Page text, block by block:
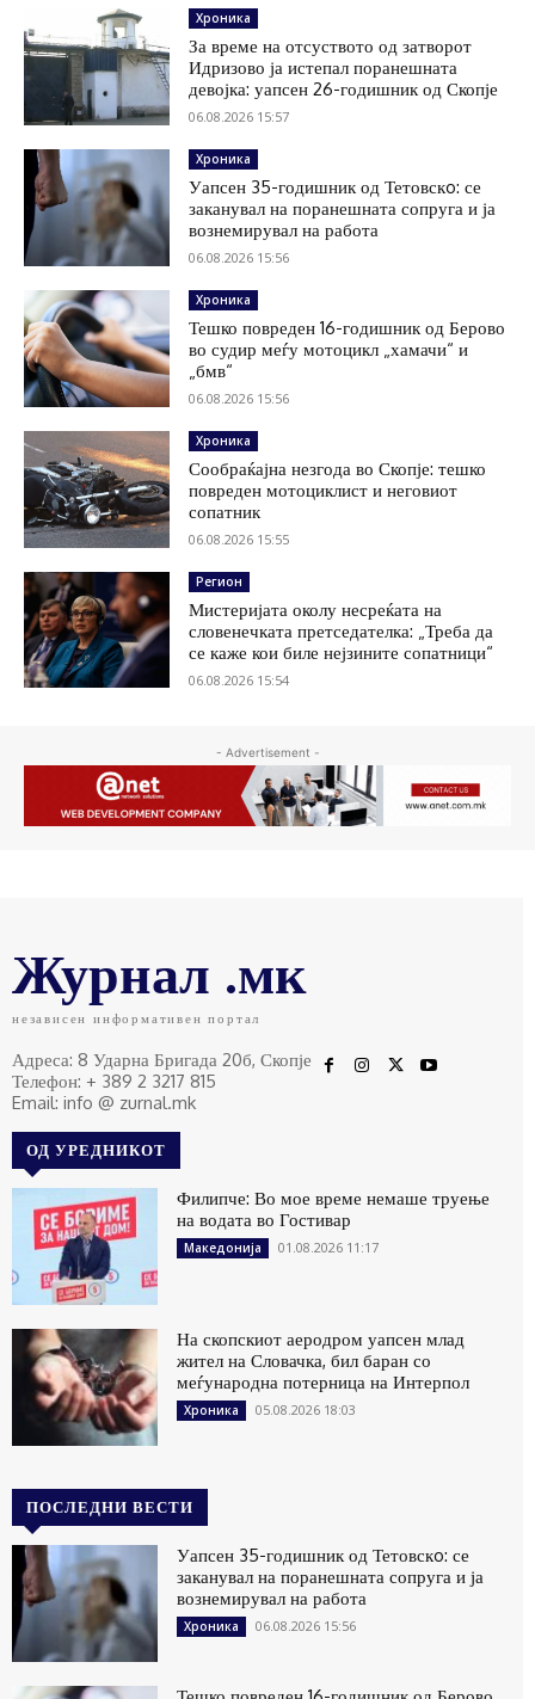
Хроника
За време на отсуството од затворот
Идризово ја истепал поранешната
девојка: уапсен 26-годишник од Скопје
06.08.2026 15:57
Хроника
Уапсен 35-годишник од Тетовскo: се
заканувал на поранешната сопруга и ја
вознемирувал на работа
06.08.2026 15:56
Хроника
Тешко повреден 16-годишник од Берово
во судир меѓу мотоцикл „хамачи“ и
„бмв“
06.08.2026 15:56
Хроника
Сообраќајна незгода во Скопје: тешко
повреден мотоциклист и неговиот
сопатник
06.08.2026 15:55
Регион
Мистеријата околу несреќата на
словенечката претседателка: „Треба да
се каже кои биле нејзините сопатници“
06.08.2026 15:54
- Advertisement -
Журнал .мк
независен информативен портал
Адреса: 8 Ударна Бригада 20б, Скопје
Телефон: + 389 2 3217 815
Email: info @ zurnal.mk
ОД УРЕДНИКОТ
Филипче: Во мое време немаше труење
на водата во Гостивар
Македонија 01.08.2026 11:17
На скопскиот аеродром уапсен млад
жител на Словачка, бил баран со
меѓународна потерница на Интерпол
Хроника 05.08.2026 18:03
ПОСЛЕДНИ ВЕСТИ
Уапсен 35-годишник од Тетовскo: се
заканувал на поранешната сопруга и ја
вознемирувал на работа
Хроника 06.08.2026 15:56